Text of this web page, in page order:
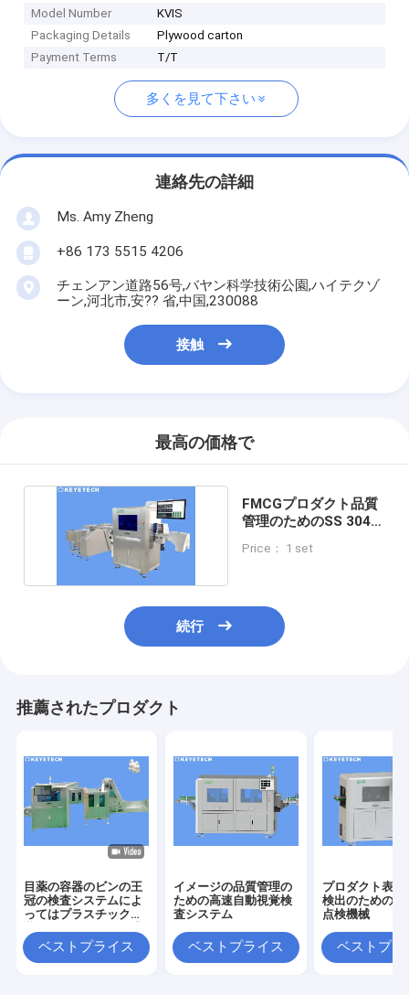
Model Number
KVIS
Packaging Details
Plywood carton
Payment Terms
T/T
多くを見て下さい
連絡先の詳細
Ms. Amy Zheng
+86 173 5515 4206
チェンアン道路56号,バヤン科学技術公園,ハイテクゾ
ーン,河北市,安?? 省,中国,230088
接触
最高の価格で
FMCGプロダクト品質
管理のためのSS 304の
Price： 1 set
続行
推薦されたプロダクト
目薬の容器のビンの王
冠の検査システムによ
ってはプラスチック包
走する
ベストプライス
イメージの品質管理の
ための高速自動視覚検
査システム
ベストプライス
プロダクト表面
検出のための自
点検機械
ベストプラ